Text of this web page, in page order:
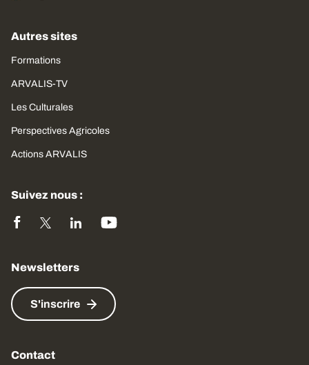
Autres sites
Formations
ARVALIS-TV
Les Culturales
Perspectives Agricoles
Actions ARVALIS
Suivez nous :
Newsletters
S'inscrire
Contact